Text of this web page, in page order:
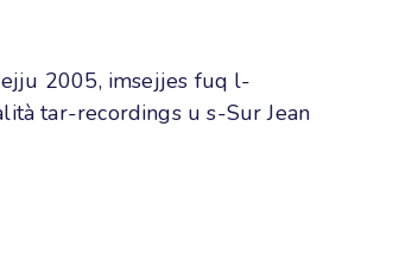
2005, imsejjes fuq l-
tar-recordings u s-Sur Jean